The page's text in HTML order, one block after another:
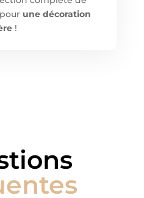
pour une décoration
!